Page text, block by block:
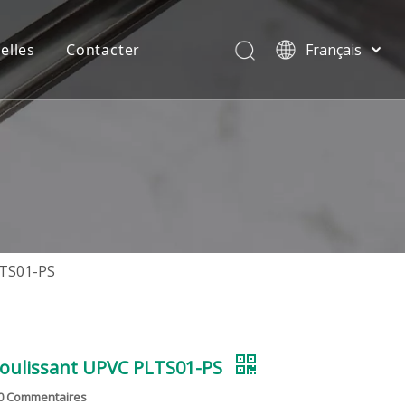
aluminium
Contacter
Français
简体中文
Italiano
PS
UPVC PLTS01-PS
Commentaires